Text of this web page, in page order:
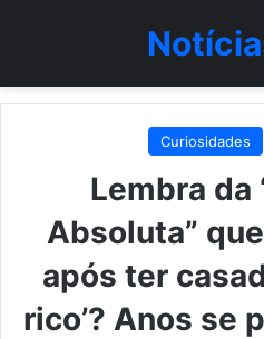
Curiosidades
Lembra da
Absoluta”
após ter
rico’? Anos se